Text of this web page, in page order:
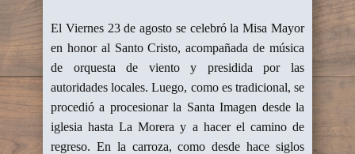
El Viernes 23 de agosto se celebró la Misa Mayor
en honor al Santo Cristo, acompañada de música
de orquesta de viento y presidida por las
autoridades locales. Luego, como es tradicional, se
procedió a procesionar la Santa Imagen desde la
iglesia hasta La Morera y a hacer el camino de
regreso. En la carroza, como desde hace siglos